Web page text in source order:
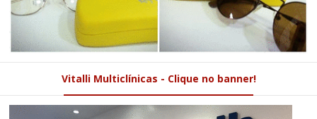
Vitalli Multiclínicas - Clique no banner!